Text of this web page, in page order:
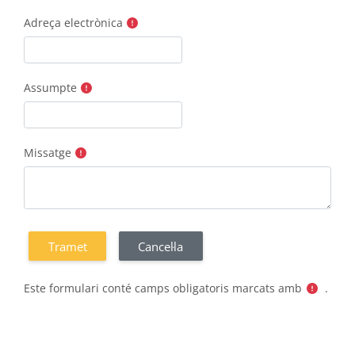
Adreça electrònica
Assumpte
Missatge
Este formulari conté camps obligatoris marcats amb .